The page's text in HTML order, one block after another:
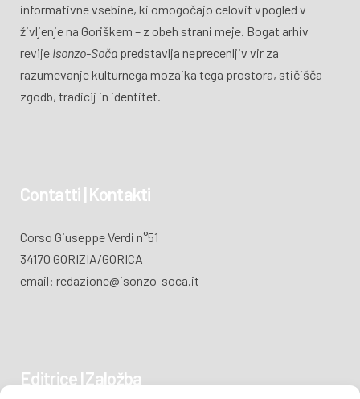
informativne vsebine, ki omogočajo celovit vpogled v
življenje na Goriškem – z obeh strani meje. Bogat arhiv
revije Isonzo-Soča predstavlja neprecenljiv vir za
razumevanje kulturnega mozaika tega prostora, stičišča
zgodb, tradicij in identitet.
Contatti | Kontakti
Corso Giuseppe Verdi n°51
34170 GORIZIA/GORICA
email: redazione@isonzo-soca.it
Editrice | Založba